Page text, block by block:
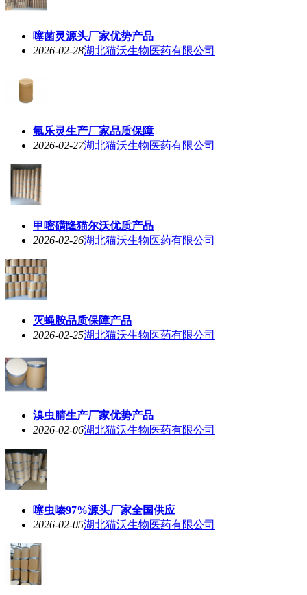
噻菌灵源头厂家优势产品
2026-02-28湖北猫沃生物医药有限公司
氟乐灵生产厂家品质保障
2026-02-27湖北猫沃生物医药有限公司
甲嘧磺隆猫尔沃优质产品
2026-02-26湖北猫沃生物医药有限公司
灭蝇胺品质保障产品
2026-02-25湖北猫沃生物医药有限公司
溴虫腈生产厂家优势产品
2026-02-06湖北猫沃生物医药有限公司
噻虫嗪97%源头厂家全国供应
2026-02-05湖北猫沃生物医药有限公司